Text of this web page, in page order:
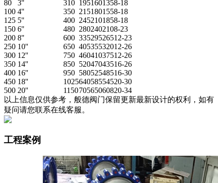
80
3'' 310 1951601358-18
100 4'' 350 2151801558-18
125 5'' 400 2452101858-18
150 6'' 480 2802402108-23
200 8'' 600 33529526512-23
250 10'' 650 40535532012-26
300 12'' 750 46041037512-26
350 14'' 850 52047043516-26
400 16'' 950 58052548516-30
450 18'' 102564058554520-30
500 20'' 115070565060820-34
以上信息仅供参考，般德阀门保留更新最新设计的权利，如有
疑问请您联系在线客服。
工程案例